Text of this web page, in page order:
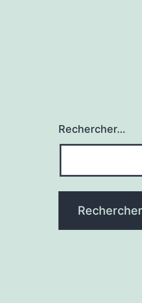
Rechercher…